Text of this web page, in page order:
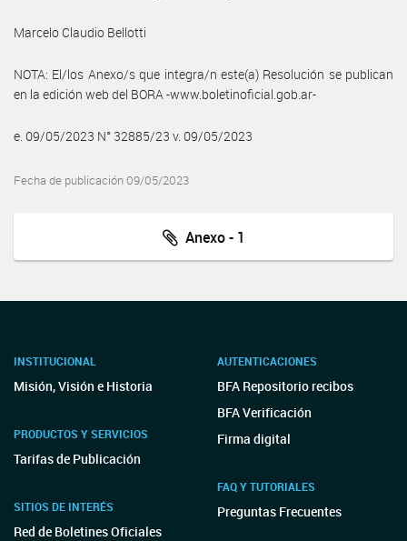
Marcelo Claudio Bellotti
NOTA: El/los Anexo/s que integra/n este(a) Resolución se publican
en la edición web del BORA -www.boletinoficial.gob.ar-
e. 09/05/2023 N° 32885/23 v. 09/05/2023
Fecha de publicación 09/05/2023
Anexo - 1
INSTITUCIONAL
Misión, Visión e Historia
PRODUCTOS Y SERVICIOS
Tarifas de Publicación
SITIOS DE INTERÉS
Red de Boletines Oficiales
AUTENTICACIONES
BFA Repositorio recibos
BFA Verificación
Firma digital
FAQ Y TUTORIALES
Preguntas Frecuentes